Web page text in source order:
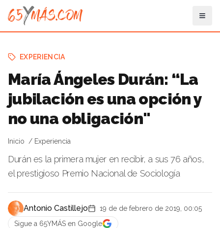
EXPERIENCIA
María Ángeles Durán: “La
jubilación es una opción y
no una obligación"
Inicio Experiencia
Durán es la primera mujer en recibir, a sus 76 años,
el prestigioso Premio Nacional de Sociología
Antonio Castillejo
19 de de febrero de 2019, 00:05
Sigue a 65YMÁS en Google